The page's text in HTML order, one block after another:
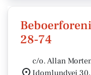
28-74
c/o. Allan
Idomlundvej